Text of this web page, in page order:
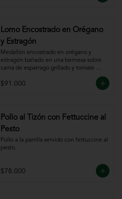
Lomo Encostrado en Orégano
y Estragón
Medallón encostrado en orégano y
estragón bañado en una bernesa sobre
cama de esparrago grillado y tomate
$91.000
Pollo al Tizón con Fettuccine al
Pesto
Pollo a la parrilla servido con fettuccine al
pesto.
$78.000